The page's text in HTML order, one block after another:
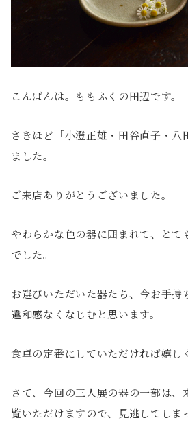
こんばんは。ももふくの田辺です。
さきほど「小澄正雄・田谷直子・
ました。
ご来店ありがとうございました。
やわらかな色の器に囲まれて、とて
でした。
お選びいただいた器たち、今お手持
違和感なくなじむと思います。
食卓の定番にしていただければ嬉し
さて、今回の三人展の器の一部は、
覧いただけますので、見逃してしま